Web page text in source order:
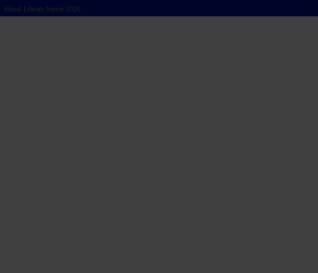
Visual Library Server 2026